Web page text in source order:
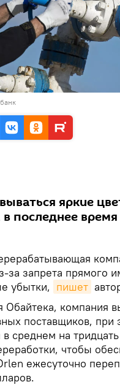
яркие
последнее
за запрета прямого
убытки, пишет
Обайтека, компания
поставщиков,
в среднем на
чтобы
ежесуточно